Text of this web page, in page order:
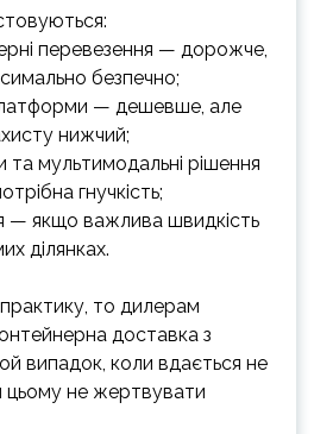
перевезення — дорожче,
безпечно;
— дешевше, але
нижчий;
та мультимодальні рішення
гнучкість;
— якщо важлива швидкість
ділянках.
то дилерам
доставка з
випадок, коли вдається не
цьому не жертвувати